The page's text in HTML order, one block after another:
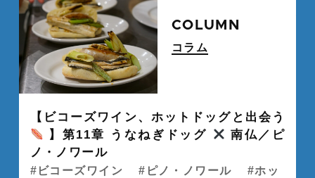
COLUMN
コラム
【ビコーズワイン、ホットドッグと出会う
】第11章 うなねぎドッグ
南仏／ピ
ノ・ノワール
ビコーズワイン ピノ・ノワール
ホッ